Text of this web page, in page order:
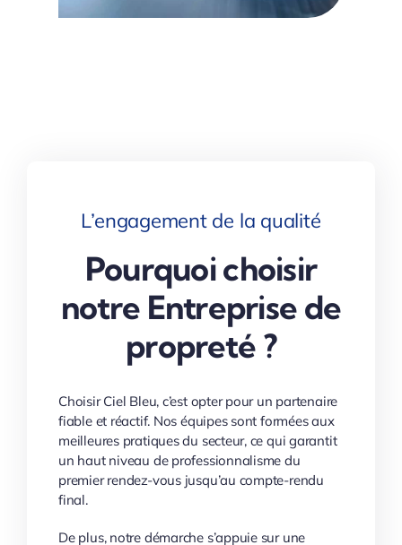
L’engagement de la qualité
Pourquoi choisir
notre Entreprise de
propreté ?
Choisir Ciel Bleu, c’est opter pour un partenaire
fiable et réactif. Nos équipes sont formées aux
meilleures pratiques du secteur, ce qui garantit
un haut niveau de professionnalisme du
premier rendez-vous jusqu’au compte-rendu
final.
De plus, notre démarche s’appuie sur une